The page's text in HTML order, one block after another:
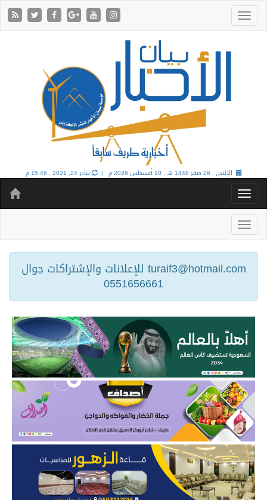
الإثنين , 26 صفر 1448 هـ , 10 أغسطس 2026 م | يناير 24, 2021 , 15:46 م
turaif3@hotmail.com للإعلانات والإشتراكات جوال
0551656661